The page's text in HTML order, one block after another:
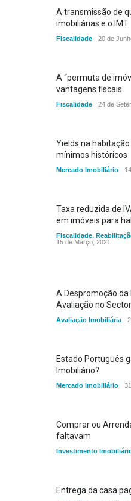
A transmissão de
imobiliárias e o IMT
Fiscalidade 20 de
A “permuta de
vantagens fiscais
Fiscalidade 24 de
Yields na
mínimos históricos
Mercado Imobiliário
Taxa reduzida de
em imóveis para
Fiscalidade,
15 de Março, 2021
A Despromoção
Avaliação no
Avaliação Imobiliária
Estado Português
Imobiliário?
Mercado Imobiliário
Comprar ou
faltavam
Investimento
Entrega da casa